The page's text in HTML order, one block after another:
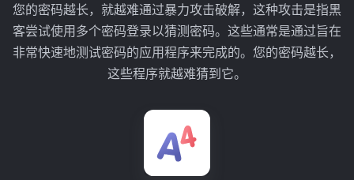
您的密码越长，就越难通过暴力攻击破解，这种攻击是指黑
客尝试使用多个密码登录以猜测密码。这些通常是通过旨在
非常快速地测试密码的应用程序来完成的。您的密码越长，
这些程序就越难猜到它。